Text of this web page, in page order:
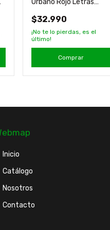
$32.990
¡No te lo pierdas, es el
último!
Comprar
Inicio
Catálogo
Nosotros
Contacto